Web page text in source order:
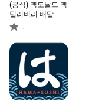
(공식) 맥도날드 맥
딜리버리 배달
-